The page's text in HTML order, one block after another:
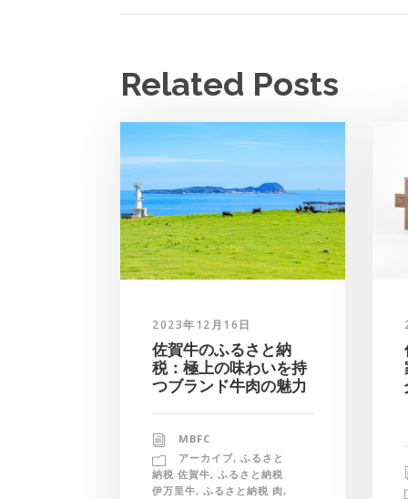
Related Posts
2023年12月16日
佐賀牛のふるさと納
税：極上の味わいを持
つブランド牛肉の魅力
MBFC
アーカイブ, ふるさと
納税 佐賀牛, ふるさと納税
伊万里牛, ふるさと納税 肉,